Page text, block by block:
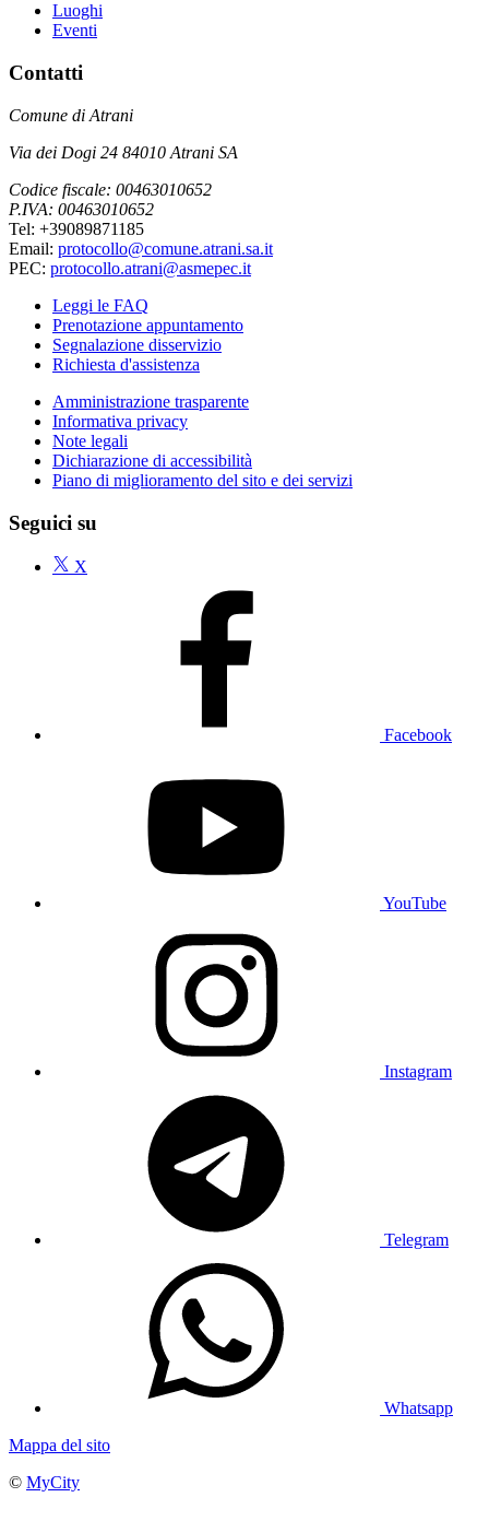
Luoghi
Eventi
Contatti
Comune di Atrani
Via dei Dogi 24 84010 Atrani SA
Codice fiscale: 00463010652
P.IVA: 00463010652
Tel: +39089871185
Email: protocollo@comune.atrani.sa.it
PEC: protocollo.atrani@asmepec.it
Leggi le FAQ
Prenotazione appuntamento
Segnalazione disservizio
Richiesta d'assistenza
Amministrazione trasparente
Informativa privacy
Note legali
Dichiarazione di accessibilità
Piano di miglioramento del sito e dei servizi
Seguici su
X
Facebook
YouTube
Instagram
Telegram
Whatsapp
Mappa del sito
© MyCity